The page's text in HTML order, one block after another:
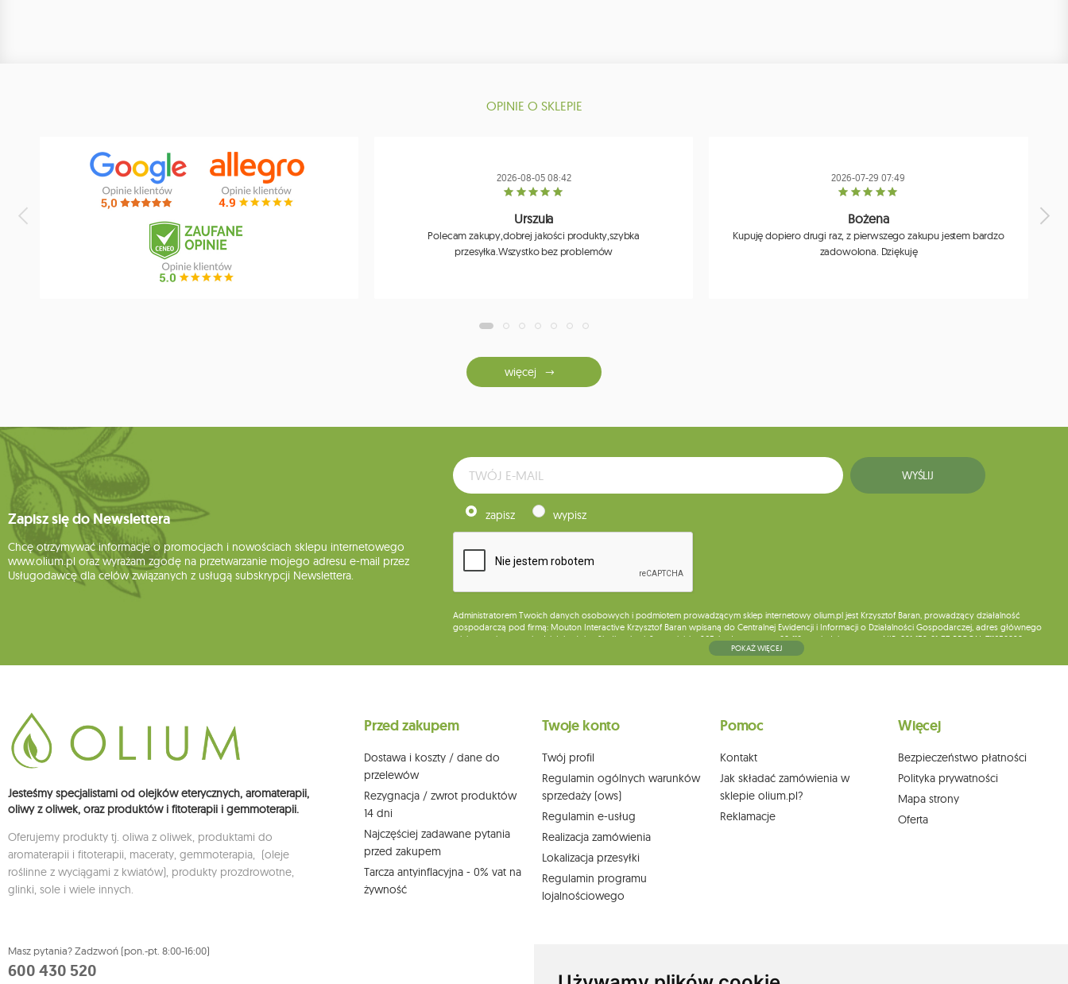
OPINIE O SKLEPIE
2026-08-05 08:42
Urszula
Polecam zakupy,dobrej jakości produkty,szybka
przesyłka.Wszystko bez problemów
2026-07-29 07:49
Bożena
Kupuję dopiero drugi raz, z pierwszego zakupu jestem bardzo
zadowolona. Dziękuję
więcej
Zapisz się do Newslettera
Chcę otrzymywać informacje o promocjach i nowościach sklepu internetowego
www.olium.pl oraz wyrażam zgodę na przetwarzanie mojego adresu e-mail przez
Usługodawcę dla celów związanych z usługą subskrypcji Newslettera.
WYŚLIJ
zapisz wypisz
Administratorem Twoich danych osobowych i podmiotem prowadzącym sklep internetowy olium.pl jest Krzysztof Baran, prowadzący działalność
gospodarczą pod firmą: Mouton Interactive Krzysztof Baran wpisaną do Centralnej Ewidencji i Informacji o Działalności Gospodarczej, adres głównego
miejsca wykonywania działalności w Siedlcach, ul. Starowiejska 265, kod pocztowy: 08-110, posiadający numer NIP: 821-152-01-37, REGON: 711650928 .
Dane będą przetwarzane w celu wysyłki newslettera i przechowywane do chwili rezygnacji z subskrypcji.
działem obsługi klienta Mouton Interactive pod adresem e-mail lub pisemnie na adres siedziby.
POKAŻ WIĘCEJ
Jesteśmy specjalistami od olejków eterycznych, aromaterapii,
oliwy z oliwek, oraz produktów i fitoterapii i gemmoterapii.
Oferujemy produkty tj. oliwa z oliwek, produktami do
aromaterapii i fitoterapii, maceraty, gemmoterapia, (oleje
roślinne z wyciągami z kwiatów), produkty prozdrowotne,
glinki, sole i wiele innych.
Masz pytania? Zadzwoń (pon.-pt. 8:00-16:00)
600 430 520
Przed zakupem
Dostawa i koszty / dane do
przelewów
Rezygnacja / zwrot produktów
14 dni
Najczęściej zadawane pytania
przed zakupem
Tarcza antyinflacyjna - 0% vat na
żywność
Twoje konto
Twój profil
Regulamin ogólnych warunków
sprzedaży (ows)
Regulamin e-usług
Realizacja zamówienia
Lokalizacja przesyłki
Regulamin programu
lojalnościowego
Pomoc
Kontakt
Jak składać zamówienia w
sklepie olium.pl?
Reklamacje
Więcej
Bezpieczeństwo płatności
Polityka prywatności
Mapa strony
Oferta